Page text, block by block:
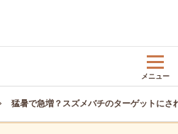
メニュー
猛暑で急増？スズメバチのターゲットにさ